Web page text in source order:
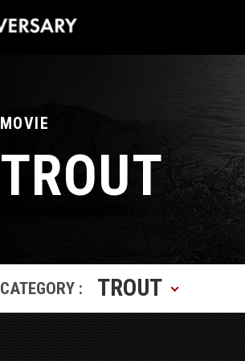
MOVIE
TROUT
CATEGORY : TROUT